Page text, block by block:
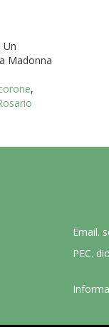
Un
Madonna
,
Email.
PEC.